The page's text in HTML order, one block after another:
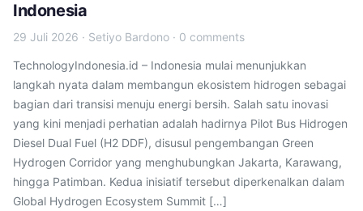
Indonesia
29 Juli 2026 · Setiyo Bardono · 0 comments
TechnologyIndonesia.id – Indonesia mulai menunjukkan
langkah nyata dalam membangun ekosistem hidrogen sebagai
bagian dari transisi menuju energi bersih. Salah satu inovasi
yang kini menjadi perhatian adalah hadirnya Pilot Bus Hidrogen
Diesel Dual Fuel (H2 DDF), disusul pengembangan Green
Hydrogen Corridor yang menghubungkan Jakarta, Karawang,
hingga Patimban. Kedua inisiatif tersebut diperkenalkan dalam
Global Hydrogen Ecosystem Summit […]